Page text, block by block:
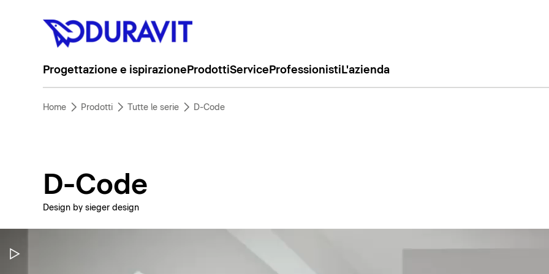
Progettazione e ispirazione ProdottiService Professionisti L'azienda
Home Prodotti Tutte le serie D-Code
D-Code
Design by sieger design
Metti in pausa il video